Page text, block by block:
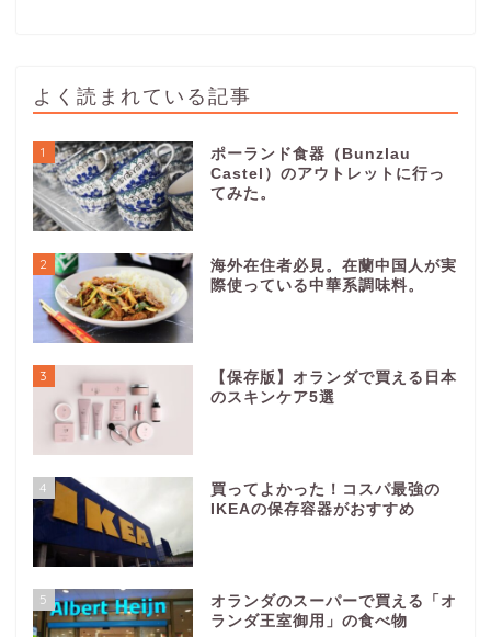
よく読まれている記事
1
ポーランド食器（Bunzlau
Castel）のアウトレットに行っ
てみた。
2
海外在住者必見。在蘭中国人が実
際使っている中華系調味料。
3
【保存版】オランダで買える日本
のスキンケア5選
4
買ってよかった！コスパ最強の
IKEAの保存容器がおすすめ
5
オランダのスーパーで買える「オ
ランダ王室御用」の食べ物